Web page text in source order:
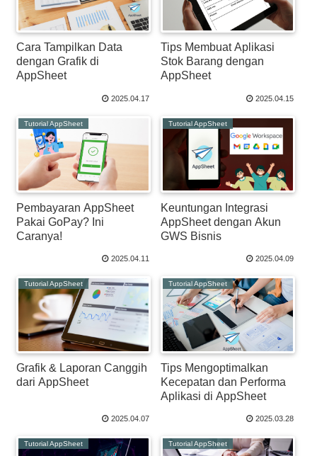
Cara Tampilkan Data
dengan Grafik di
AppSheet
2025.04.17
Tips Membuat Aplikasi
Stok Barang dengan
AppSheet
2025.04.15
Tutorial AppSheet
Pembayaran AppSheet
Pakai GoPay? Ini
Caranya!
2025.04.11
Tutorial AppSheet
Keuntungan Integrasi
AppSheet dengan Akun
GWS Bisnis
2025.04.09
Tutorial AppSheet
Grafik & Laporan Canggih
dari AppSheet
2025.04.07
Tutorial AppSheet
Tips Mengoptimalkan
Kecepatan dan Performa
Aplikasi di AppSheet
2025.03.28
Tutorial AppSheet Tutorial AppSheet